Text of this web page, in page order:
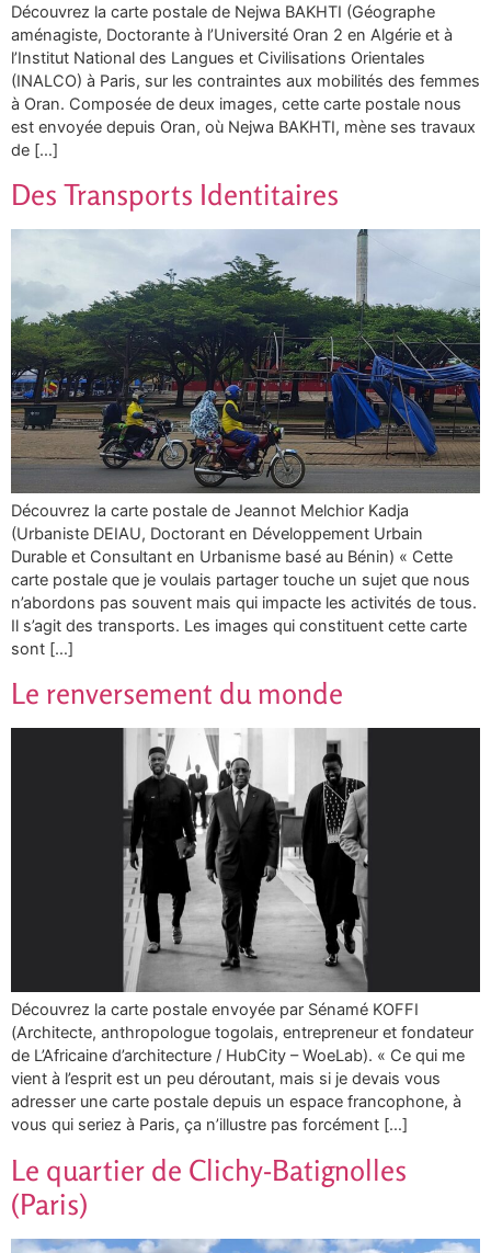
Découvrez la carte postale de Nejwa BAKHTI (Géographe
aménagiste, Doctorante à l’Université Oran 2 en Algérie et à
l’Institut National des Langues et Civilisations Orientales
(INALCO) à Paris, sur les contraintes aux mobilités des femmes
à Oran. Composée de deux images, cette carte postale nous
est envoyée depuis Oran, où Nejwa BAKHTI, mène ses travaux
de […]
Des Transports Identitaires
Découvrez la carte postale de Jeannot Melchior Kadja
(Urbaniste DEIAU, Doctorant en Développement Urbain
Durable et Consultant en Urbanisme basé au Bénin) « Cette
carte postale que je voulais partager touche un sujet que nous
n’abordons pas souvent mais qui impacte les activités de tous.
Il s’agit des transports. Les images qui constituent cette carte
sont […]
Le renversement du monde
Découvrez la carte postale envoyée par Sénamé KOFFI
(Architecte, anthropologue togolais, entrepreneur et fondateur
de L’Africaine d’architecture / HubCity – WoeLab). « Ce qui me
vient à l’esprit est un peu déroutant, mais si je devais vous
adresser une carte postale depuis un espace francophone, à
vous qui seriez à Paris, ça n’illustre pas forcément […]
Le quartier de Clichy-Batignolles
(Paris)